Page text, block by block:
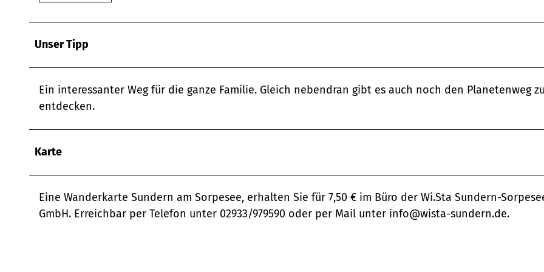
Unser Tipp
Ein interessanter Weg für die ganze Familie. Gleich nebendran gibt es auch noch den Planetenweg
entdecken.
Karte
Eine Wanderkarte Sundern am Sorpesee, erhalten Sie für 7,50 € im Büro der Wi.Sta Sundern-
GmbH. Erreichbar per Telefon unter 02933/979590 oder per Mail unter info@wista-sundern.de.